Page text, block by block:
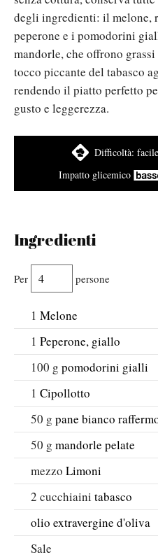
degli ingredienti: il melone,
peperone e i pomodorini
mandorle, che offrono
tocco piccante del tabasco
rendendo il piatto perfetto
gusto e leggerezza.
Difficoltà: facile
Impatto glicemico
Ingredienti
Per persone
1 Melone
1 Peperone, giallo
100 g pomodorini gialli
1 Cipollotto
50 g pane bianco
50 g mandorle pelate
mezzo Limoni
2 cucchiaini tabasco
olio extravergine d'oliva
Sale